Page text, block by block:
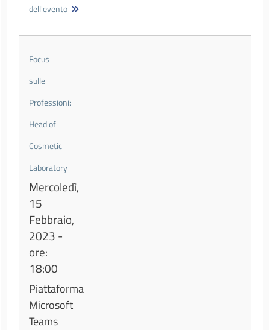
dell'evento
Focus
sulle
Professioni:
Head of
Cosmetic
Laboratory
Mercoledì,
15
Febbraio,
2023 -
ore:
18:00
Piattaforma
Microsoft
Teams